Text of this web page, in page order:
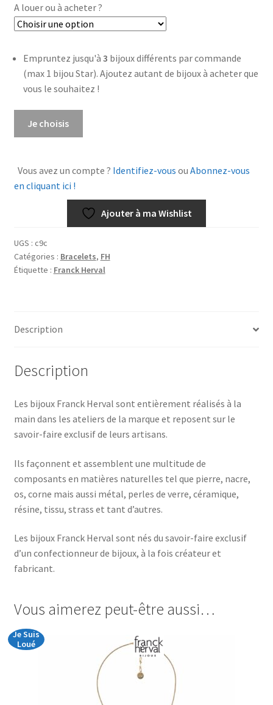
A louer ou à acheter ?
Empruntez jusqu'à 3 bijoux différents par commande
(max 1 bijou Star). Ajoutez autant de bijoux à acheter que
vous le souhaitez !
Je choisis
Vous avez un compte ? Identifiez-vous ou Abonnez-vous
en cliquant ici !
Ajouter à ma Wishlist
UGS : c9c
Catégories : Bracelets, FH
Étiquette : Franck Herval
Description
Description
Les bijoux Franck Herval sont entièrement réalisés à la
main dans les ateliers de la marque et reposent sur le
savoir-faire exclusif de leurs artisans.
Ils façonnent et assemblent une multitude de
composants en matières naturelles tel que pierre, nacre,
os, corne mais aussi métal, perles de verre, céramique,
résine, tissu, strass et tant d’autres.
Les bijoux Franck Herval sont nés du savoir-faire exclusif
d’un confectionneur de bijoux, à la fois créateur et
fabricant.
Vous aimerez peut-être aussi…
Je Suis
Loué